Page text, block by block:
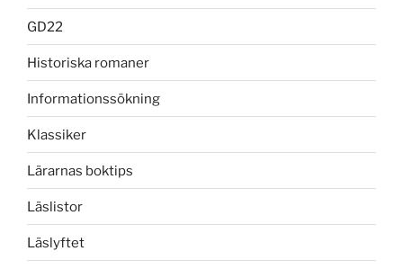
GD22
Historiska romaner
Informationssökning
Klassiker
Lärarnas boktips
Läslistor
Läslyftet